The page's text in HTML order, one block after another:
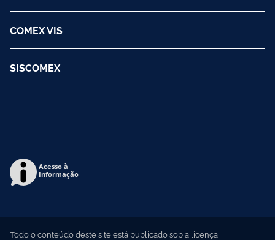
COMEX VIS
SISCOMEX
Acesso à
Informação
Todo o conteúdo deste site está publicado sob a licença